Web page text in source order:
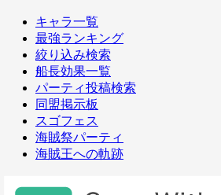
キャラ一覧
最強ランキング
絞り込み検索
船長効果一覧
パーティ投稿検索
同盟掲示板
スゴフェス
海賊祭パーティ
海賊王への軌跡